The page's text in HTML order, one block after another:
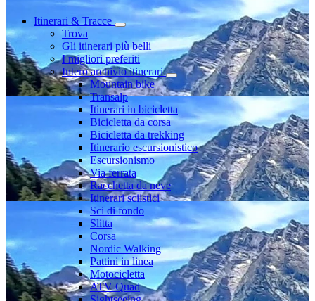
Itinerari & Tracce
Trova
Gli itinerari più belli
I migliori preferiti
Intero archivio itinerari
Mountain bike
Transalp
Itinerari in bicicletta
Bicicletta da corsa
Bicicletta da trekking
Itinerario escursionistico
Escursionismo
Via ferrata
Racchetta da neve
Itinerari sciistici
Sci di fondo
Slitta
Corsa
Nordic Walking
Pattini in linea
Motocicletta
ATV-Quad